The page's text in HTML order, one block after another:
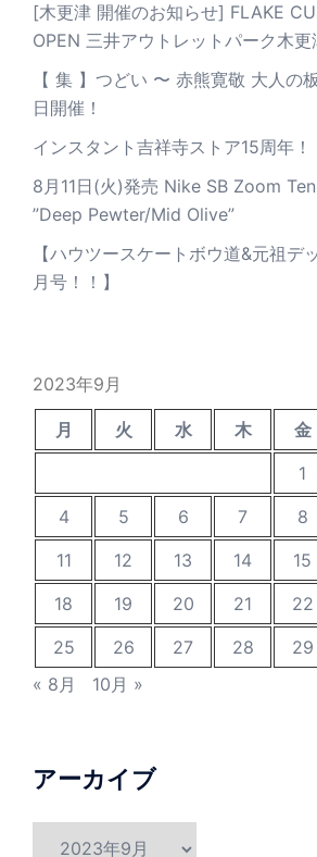
[木更津 開催のお知らせ] FLAKE
OPEN 三井アウトレットパーク木更
【 集 】つどい 〜 赤熊寛敬 大人の
日開催！
インスタント吉祥寺ストア15周年！
8月11日(火)発売 Nike SB Zoom
”Deep Pewter/Mid Olive”
【ハウツースケートボウ道&元祖
月号！！】
2023年9月
月 火 水 木 金
1
4
5 6 7 8
11
12 13 14 15
18
19 20 21 22
25
26 27 28 29
« 8月
10月 »
アーカイブ